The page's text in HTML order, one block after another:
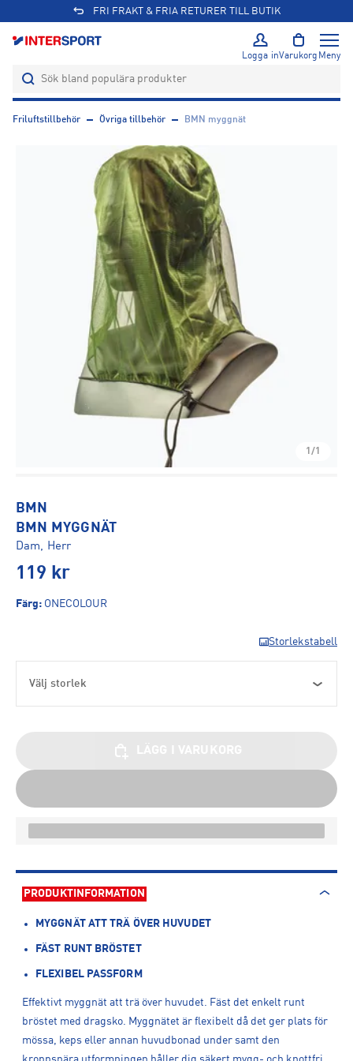
FRI FRAKT & FRIA RETURER TILL BUTIK
Logga inVarukorg Meny
Friluftstillbehör Övriga tillbehör BMN myggnät
1/1
BMN
BMN MYGGNÄT
Dam, Herr
119 kr
Färg: ONECOLOUR
Storlekstabell
Välj storlek
PRODUKTINFORMATION
MYGGNÄT ATT TRÄ ÖVER HUVUDET
FÄST RUNT BRÖSTET
FLEXIBEL PASSFORM
Effektivt myggnät att trä över huvudet. Fäst det enkelt runt
bröstet med dragsko. Myggnätet är flexibelt då det ger plats för
mössa, keps eller annan huvudbonad under samt den